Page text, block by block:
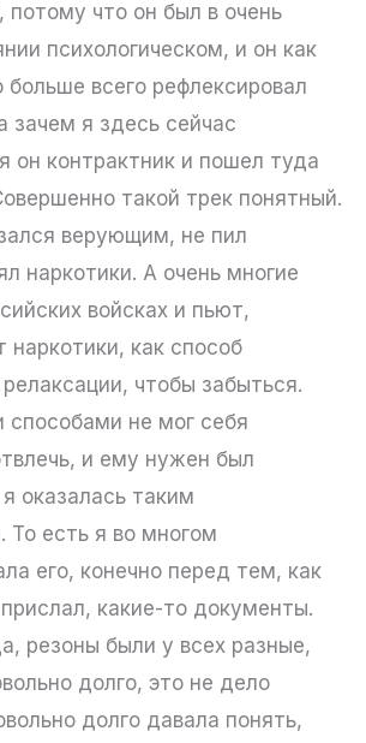
потому что он был в очень
психологическом, и он как
больше всего рефлексировал
зачем я здесь сейчас
он контрактник и пошел туда
такой трек понятный.
верующим, не пил
наркотики. А очень многие
войсках и пьют,
наркотики, как способ
чтобы забыться.
способами не мог себя
и ему нужен был
оказалась таким
То есть я во многом
его, конечно перед тем, как
какие-то документы.
резоны были у всех разные,
долго, это не дело
долго давала понять,